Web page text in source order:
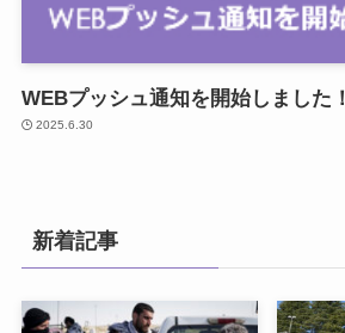
WEBプッシュ通知を開始しました！
2025.6.30
新着記事